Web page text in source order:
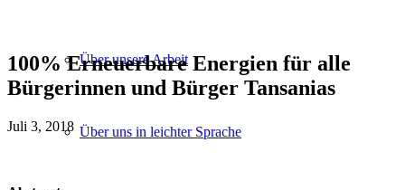
Über unsere Arbeit
Über uns in leichter Sprache
100% Erneuerbare Energien für alle
Bürgerinnen und Bürger Tansanias
Juli 3, 2018